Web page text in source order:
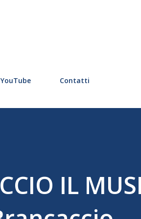
Contatti
IL